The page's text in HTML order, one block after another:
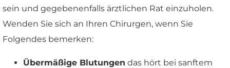
sein und gegebenenfalls ärztlichen Rat einzuholen.
Wenden Sie sich an Ihren Chirurgen, wenn Sie
Folgendes bemerken:
Übermäßige Blutungen das hört bei sanftem